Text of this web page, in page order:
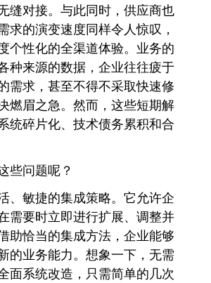
缝对接。与此同时，供应商也
求的演变速度同样令人惊叹，
个性化的全渠道体验。业务的
种来源的数据，企业往往疲于
需求，甚至不得不采取快速修
燃眉之急。然而，这些短期解
统碎片化、技术债务累积和合
些问题呢？
、敏捷的集成策略。它允许企
需要时立即进行扩展、调整并
助恰当的集成方法，企业能够
的业务能力。想象一下，无需
面系统改造，只需简单的几次